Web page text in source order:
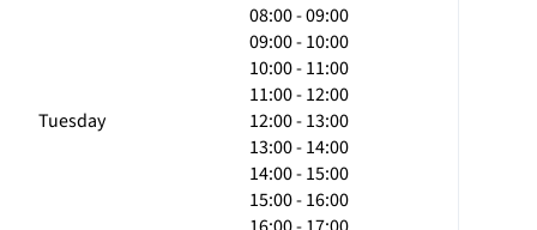
Tuesday
08:00 - 09:00
09:00 - 10:00
10:00 - 11:00
11:00 - 12:00
12:00 - 13:00
13:00 - 14:00
14:00 - 15:00
15:00 - 16:00